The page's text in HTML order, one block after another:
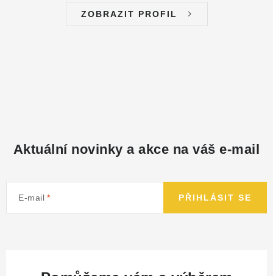
ZOBRAZIT PROFIL
Aktuální novinky a akce na váš e-mail
E-mail PŘIHLÁSIT SE